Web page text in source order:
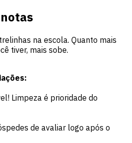
na escola. Quanto mais
tiver, mais sobe.
Limpeza é prioridade do
de avaliar logo após o